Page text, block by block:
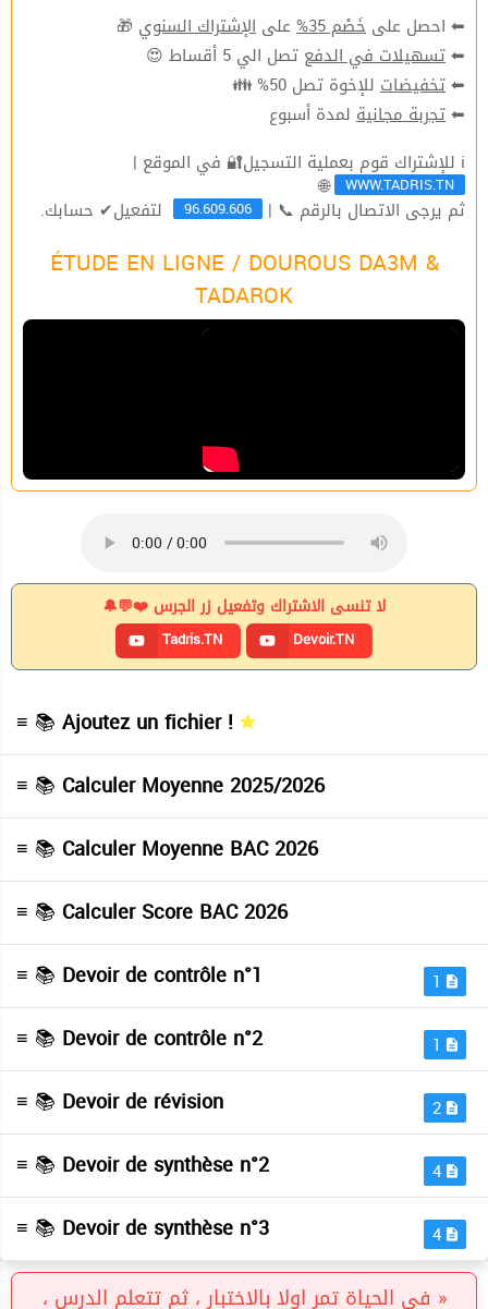
⬅ احصل على خَصْم 35% على الإشتراك السنوي 🎁
⬅تسهيلات في الدفع تصل الي 5 أقساط 😍
⬅تخفيضات للإخوة تصل 50% 👪
⬅تجربة مجانية لمدة أسبوع
ℹ للإشتراك قوم بعملية التسجيل🔐 في الموقع |
WWW.TADRIS.TN
🌐
ثم يرجى الاتصال بالرقم 📞 | 96.609.606 لتفعيل✔ حسابك.
ÉTUDE EN LIGNE / DOUROUS DA3M &
TADAROK
لا تنسى الاشتراك وتفعيل زر الجرس ❤️💬🔔
Tadris.TN Devoir.TN
≡ 📚 Ajoutez un fichier !
≡ 📚 Calculer Moyenne 2025/2026
≡ 📚 Calculer Moyenne BAC 2026
≡ 📚 Calculer Score BAC 2026
≡ 📚 Devoir de contrôle n°1 1
≡ 📚 Devoir de contrôle n°2 1
≡ 📚 Devoir de révision 2
≡ 📚 Devoir de synthèse n°2 4
≡ 📚 Devoir de synthèse n°3 4
« فى الحياة تمر اولا بالاختبار ، ثم تتعلم الدرس ،